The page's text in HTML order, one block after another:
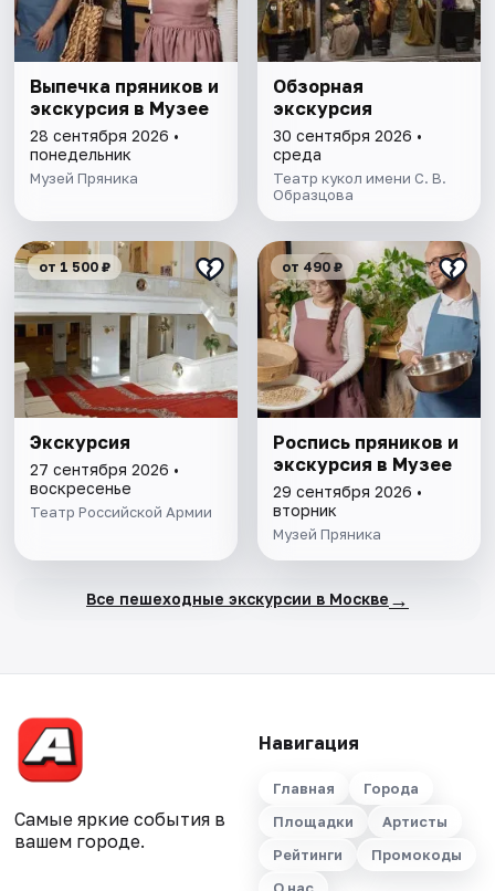
Выпечка пряников и
экскурсия в Музее
28 сентября 2026 •
понедельник
Музей Пряника
Обзорная
экскурсия
30 сентября 2026 •
среда
Театр кукол имени С. В.
Образцова
от 1 500 ₽
Экскурсия
27 сентября 2026 •
воскресенье
Театр Российской Армии
от 490 ₽
Роспись пряников и
экскурсия в Музее
29 сентября 2026 •
вторник
Музей Пряника
Все пешеходные экскурсии в Москве →
Самые яркие события в
вашем городе.
Навигация
Главная
Города
Площадки
Артисты
Рейтинги
Промокоды